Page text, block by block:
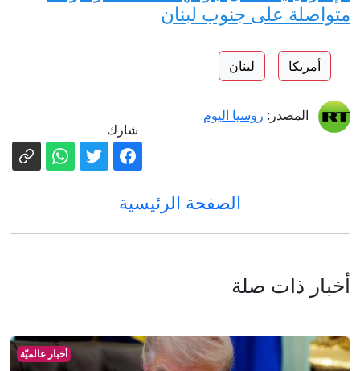
متواصلة على جنوب لبنان
أمريكا لبنان
المصدر: روسيا اليوم
شارك
الصفحة الرئيسية
أخبار ذات صلة
أخبار عالميّة